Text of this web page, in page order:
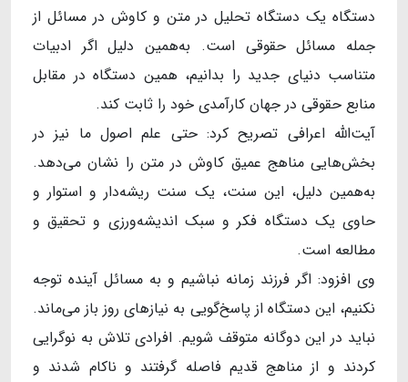
دستگاه یک دستگاه تحلیل در متن و کاوش در مسائل از
جمله مسائل حقوقی است. به‌همین دلیل اگر ادبیات
متناسب دنیای جدید را بدانیم، همین دستگاه در مقابل
منابع حقوقی در جهان کارآمدی خود را ثابت کند.
آیت‌الله اعرافی تصریح کرد: حتی علم اصول ما نیز در
بخش‌هایی مناهج عمیق کاوش در متن را نشان می‌دهد.
به‌همین دلیل، این سنت، یک سنت ریشه‌دار و استوار و
حاوی یک دستگاه فکر و سبک اندیشه‌ورزی و تحقیق و
مطالعه است.
وی افزود: اگر فرزند زمانه نباشیم و به مسائل آینده توجه
نکنیم، این دستگاه از پاسخ‌گویی به نیازهای روز باز می‌ماند.
نباید در این دوگانه متوقف شویم. افرادی تلاش به نوگرایی
کردند و از مناهج قدیم فاصله گرفتند و ناکام شدند و